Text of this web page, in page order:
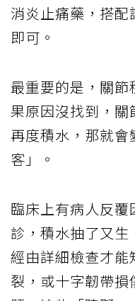
消炎止痛藥，搭
即可。
最重要的是，關
果原因沒找到，
再度積水，那就
客」。
臨床上有病人反
診，積水抽了又生
經由詳細檢查才
裂，或十字韌帶